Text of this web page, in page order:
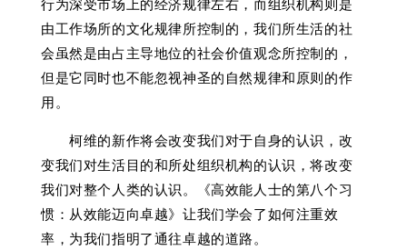
行为深受市场上的经济规律左右，而组织机构则是
由工作场所的文化规律所控制的，我们所生活的社
会虽然是由占主导地位的社会价值观念所控制的，
但是它同时也不能忽视神圣的自然规律和原则的作
用。
柯维的新作将会改变我们对于自身的认识，改
变我们对生活目的和所处组织机构的认识，将改变
我们对整个人类的认识。《高效能人士的第八个习
惯：从效能迈向卓越》让我们学会了如何注重效
率，为我们指明了通往卓越的道路。